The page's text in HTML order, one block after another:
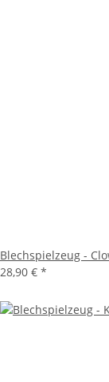
Blechspielzeug -
28,90 € *